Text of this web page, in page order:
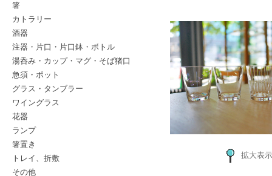
箸
カトラリー
酒器
注器・片口・片口鉢・ボトル
湯呑み・カップ・マグ・そば猪口
急須・ポット
グラス・タンブラー
ワイングラス
花器
ランプ
箸置き
トレイ、折敷
その他
拡大表示